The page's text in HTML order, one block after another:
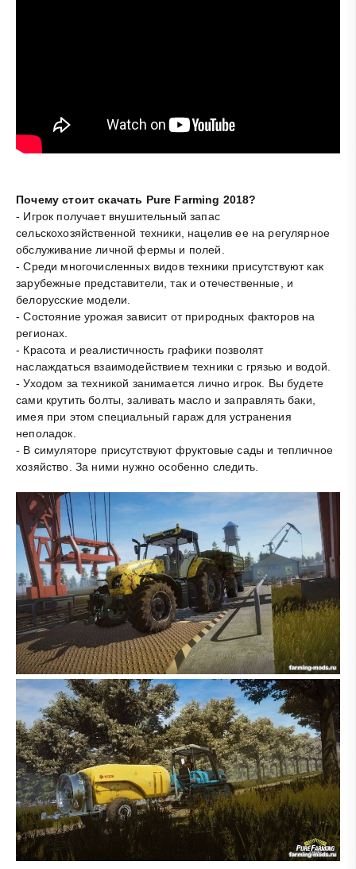
Почему стоит скачать Pure Farming 2018?
- Игрок получает внушительный запас
сельскохозяйственной техники, нацелив ее на регулярное
обслуживание личной фермы и полей.
- Среди многочисленных видов техники присутствуют как
зарубежные представители, так и отечественные, и
белорусские модели.
- Состояние урожая зависит от природных факторов на
регионах.
- Красота и реалистичность графики позволят
наслаждаться взаимодействием техники с грязью и водой.
- Уходом за техникой занимается лично игрок. Вы будете
сами крутить болты, заливать масло и заправлять баки,
имея при этом специальный гараж для устранения
неполадок.
- В симуляторе присутствуют фруктовые сады и тепличное
хозяйство. За ними нужно особенно следить.